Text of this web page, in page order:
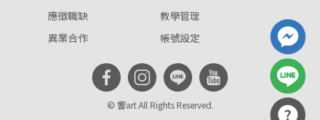
按下註冊即代表你同意我們的 使用者條款
。
應徵職缺
異業合作
教學管理
帳號設定
© 響art All Rights Reserved.